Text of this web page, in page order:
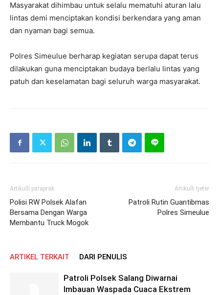
Masyarakat dihimbau untuk selalu mematuhi aturan lalu
lintas demi menciptakan kondisi berkendara yang aman
dan nyaman bagi semua.
Polres Simeulue berharap kegiatan serupa dapat terus
dilakukan guna menciptakan budaya berlalu lintas yang
patuh dan keselamatan bagi seluruh warga masyarakat.
Artikulli paraprak
Polisi RW Polsek Alafan
Bersama Dengan Warga
Membantu Truck Mogok
Artikulli tjetër
Patroli Rutin Guantibmas
Polres Simeulue
ARTIKEL TERKAIT DARI PENULIS
Patroli Polsek Salang Diwarnai
Imbauan Waspada Cuaca Ekstrem